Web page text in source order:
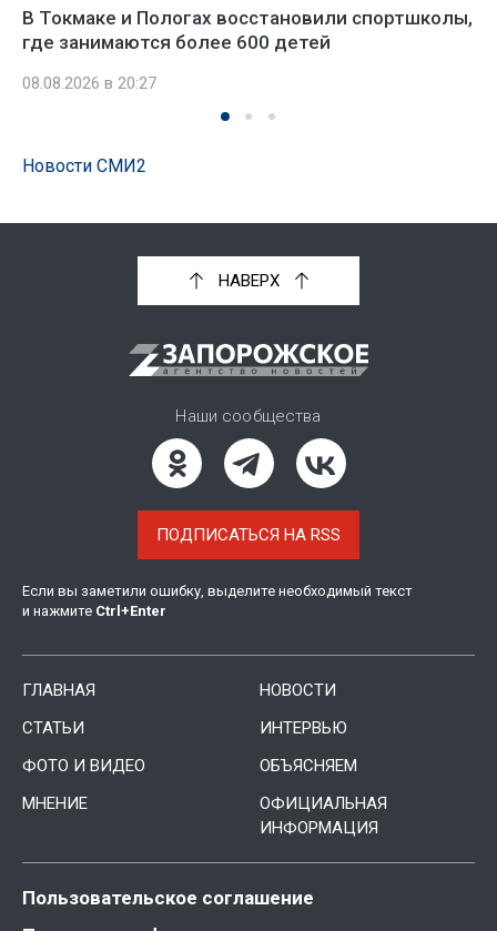
В Токмаке и Пологах восстановили спортшколы,
где занимаются более 600 детей
08.08.2026 в 20:27
Новости СМИ2
НАВЕРХ
Наши сообщества
ПОДПИСАТЬСЯ НА RSS
Если вы заметили ошибку, выделите необходимый текст
и нажмите Ctrl +Enter
ГЛАВНАЯ
НОВОСТИ
СТАТЬИ
ИНТЕРВЬЮ
ФОТО И ВИДЕО
ОБЪЯСНЯЕМ
МНЕНИЕ
ОФИЦИАЛЬНАЯ
ИНФОРМАЦИЯ
Пользовательское соглашение